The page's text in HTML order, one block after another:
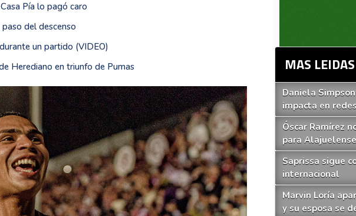
MAS LEIDAS
Daniela
impacta en redes
Óscar Ramírez
para Alajuelense
Saprissa sigue
internacional
Marvin Loría
y su esposa se
Pía lo pagó caro
del descenso
un partido (VIDEO)
Herediano en triunfo de Pumas